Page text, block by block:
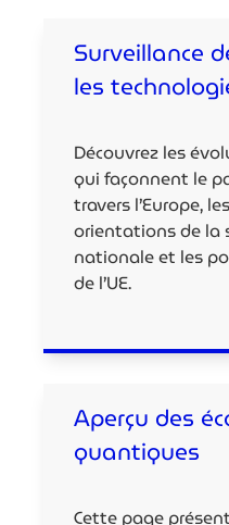
Surveillance
les
Découvrez les
qui façonnent le
travers l’Europe,
orientations de la
nationale et les
de l’UE.
Aperçu des
quantiques
Cette page